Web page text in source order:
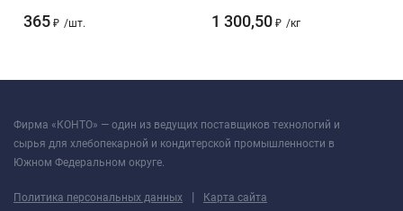
365 ₽ /шт. 1 300,50 ₽ /кг
Фирма «КОНТО» — один из ведущих поставщиков технологий и
сырья для хлебопекарной и кондитерской промышленности в
Южном Федеральном округе.
Политика персональных данных | Карта сайта